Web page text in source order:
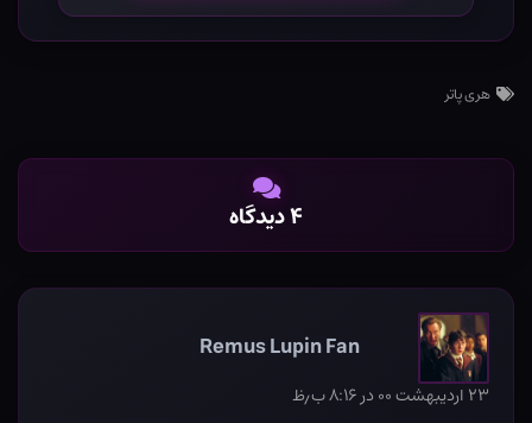
هری پاتر
۴ دیدگاه
Remus Lupin Fan
۲۳ اردیبهشت ۰۰ در ۸:۱۶ ب٫ظ